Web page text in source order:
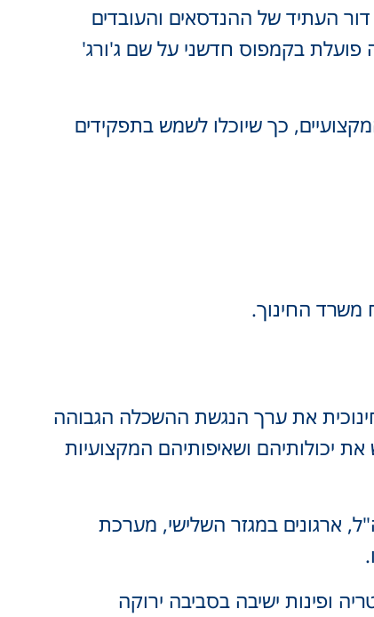
העתיד של ההנדסאים והעובדים
פועלת בקמפוס חדשני על שם ג'ורג'
כך שיוכלו לשמש בתפקידים
משרד החינוך.
את ערך הנגשת ההשכלה הגבוהה
יכולותיהם ושאיפותיהם המקצועיות
ארגונים במגזר השלישי, מערכת
ופינות ישיבה בסביבה ירוקה